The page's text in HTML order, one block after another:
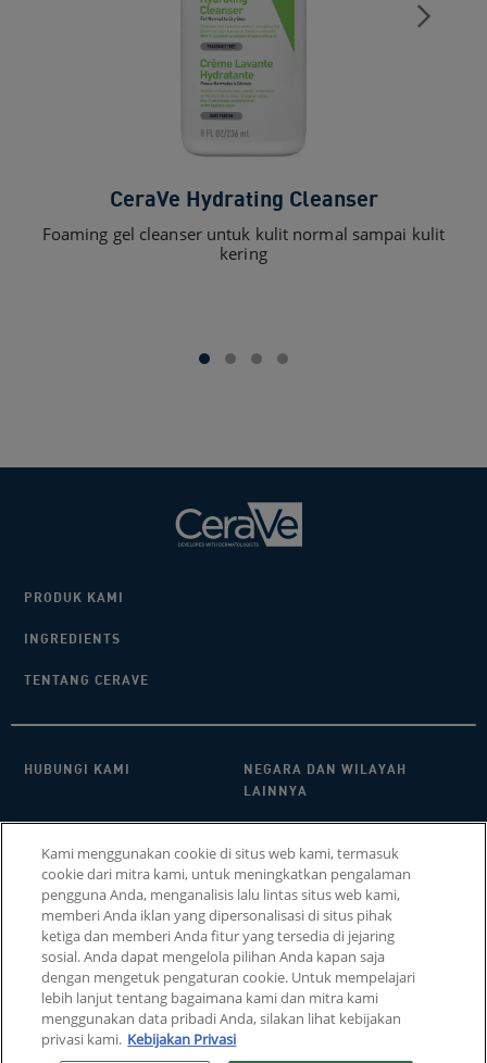
CeraVe Hydrating Cleanser
Foaming gel cleanser untuk kulit normal sampai kulit
kering
PRODUK KAMI
INGREDIENTS
TENTANG CERAVE
HUBUNGI KAMI​
NEGARA DAN WILAYAH
LAINNYA
PENGATURAN COOKIE COOKIE POLICY
SITEMAP
Kami menggunakan cookie di situs web kami, termasuk
cookie dari mitra kami, untuk meningkatkan pengalaman
pengguna Anda, menganalisis lalu lintas situs web kami,
memberi Anda iklan yang dipersonalisasi di situs pihak
ketiga dan memberi Anda fitur yang tersedia di jejaring
sosial. Anda dapat mengelola pilihan Anda kapan saja
dengan mengetuk pengaturan cookie. Untuk mempelajari
lebih lanjut tentang bagaimana kami dan mitra kami
menggunakan data pribadi Anda, silakan lihat kebijakan
privasi kami. Kebijakan Privasi